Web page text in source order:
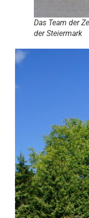
Das Team der
der Steiermark